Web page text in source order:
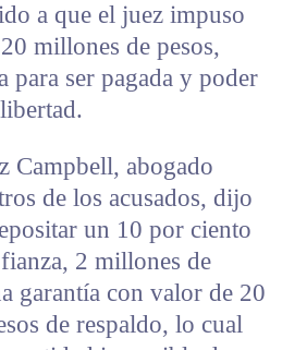
a que el juez impuso
millones de pesos,
para ser pagada y poder
Campbell, abogado
de los acusados, dijo
un 10 por ciento
2 millones de
garantía con valor de 20
de respaldo, lo cual